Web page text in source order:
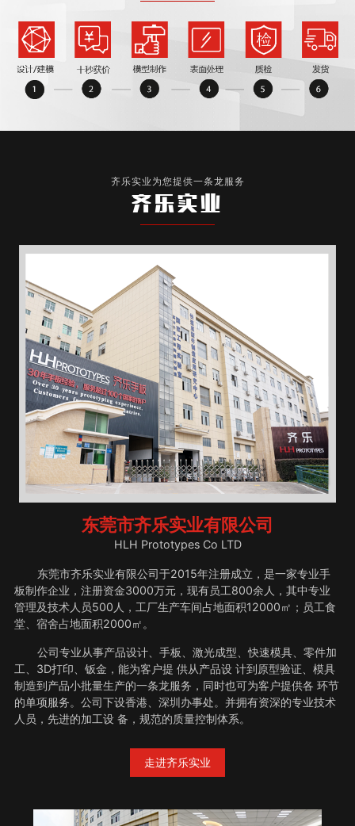
齐乐实业为您提供一条龙服务
齐乐实业
东莞市齐乐实业有限公司
HLH Prototypes Co LTD
东莞市齐乐实业有限公司于2015年注册成立，是一家专业手
板制作企业，注册资金3000万元，现有员工800余人，其中专业
管理及技术人员500人，工厂生产车间占地面积12000㎡；员工食
堂、宿舍占地面积2000㎡。
公司专业从事产品设计、手板、激光成型、快速模具、零件加
工、3D打印、钣金，能为客户提 供从产品设 计到原型验证、模具
制造到产品小批量生产的一条龙服务，同时也可为客户提供各 环节
的单项服务。公司下设香港、深圳办事处。并拥有资深的专业技术
人员，先进的加工设 备，规范的质量控制体系。
走进齐乐实业